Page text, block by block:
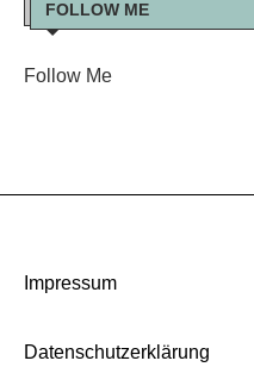
FOLLOW ME
Follow Me
Impressum
Datenschutzerklärung